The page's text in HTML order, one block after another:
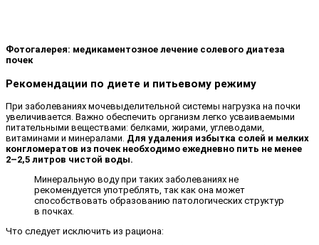
Фотогалерея: медикаментозное лечение солевого диатеза
почек
Рекомендации по диете и питьевому режиму
При заболеваниях мочевыделительной системы нагрузка на почки
увеличивается. Важно обеспечить организм легко усваиваемыми
питательными веществами: белками, жирами, углеводами,
витаминами и минералами. Для удаления избытка солей и мелких
конгломератов из почек необходимо ежедневно пить не менее
2–2,5 литров чистой воды.
Минеральную воду при таких заболеваниях не
рекомендуется употреблять, так как она может
способствовать образованию патологических структур
в почках.
Что следует исключить из рациона: